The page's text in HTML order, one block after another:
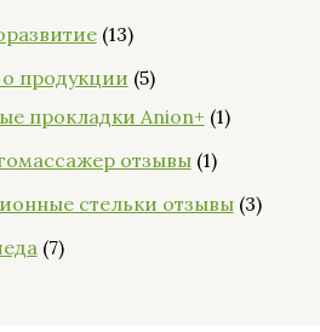
(13)
продукции (5)
прокладки Anion+ (1)
отзывы(1)
стельки отзывы(3)
(7)